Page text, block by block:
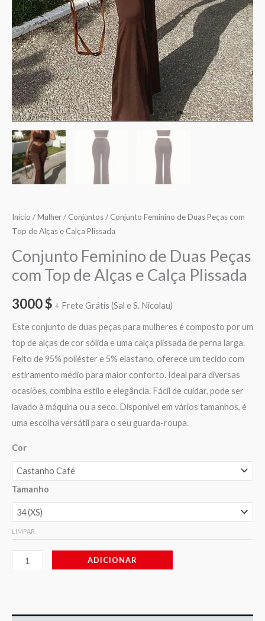
Início /Mulher/ Conjuntos/ Conjunto Feminino de Duas Peças com
Top de Alças e Calça Plissada
Conjunto Feminino de Duas Peças
com Top de Alças e Calça Plissada
3000$ + Frete Grátis (Sal e S. Nicolau)
Este conjunto de duas peças para mulheres é composto por um
top de alças de cor sólida e uma calça plissada de perna larga.
Feito de 95% poliéster e 5% elastano, oferece um tecido com
estiramento médio para maior conforto. Ideal para diversas
ocasiões, combina estilo e elegância. Fácil de cuidar, pode ser
lavado à máquina ou a seco. Disponível em vários tamanhos, é
uma escolha versátil para o seu guarda-roupa.
Cor
Tamanho
LIMPAR
Plissada
ADICIONAR